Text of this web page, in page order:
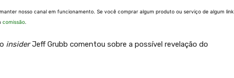
nosso canal em funcionamento. Se você comprar algum produto ou serviço de algum link
comissão.
insiderJeff Grubb comentou sobre a possível revelação do